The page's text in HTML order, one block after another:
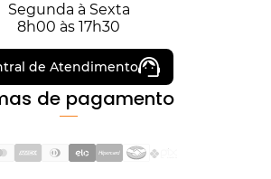
Segunda à Sexta
8h00 às 17h30
de Atendimento
de pagamento